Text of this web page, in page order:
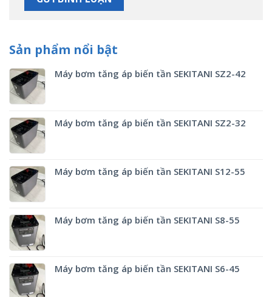
Sản phẩm nổi bật
Máy bơm tăng áp biến tần SEKITANI SZ2-42
Máy bơm tăng áp biến tần SEKITANI SZ2-32
Máy bơm tăng áp biến tần SEKITANI S12-55
Máy bơm tăng áp biến tần SEKITANI S8-55
Máy bơm tăng áp biến tần SEKITANI S6-45